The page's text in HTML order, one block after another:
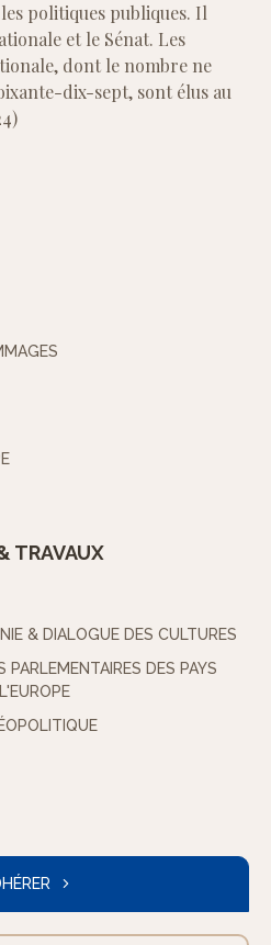
politiques publiques. Il
et le Sénat. Les
dont le nombre ne
dix-sept, sont élus au
TRAVAUX
& DIALOGUE DES CULTURES
DES PAYS